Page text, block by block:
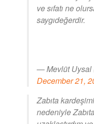
ve sıfatı ne
saygıdeğerdir.
— Mevlüt Uysal
December 21,
Zabıta
nedeniyle